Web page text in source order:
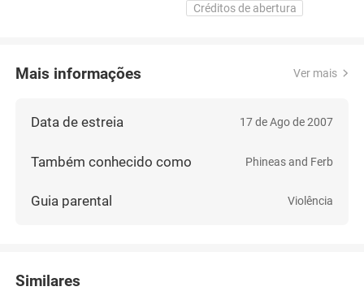
Créditos de abertura
Mais informações Ver mais
Data de estreia 17 de Ago de 2007
Também conhecido como Phineas and Ferb
Guia parental Violência
Similares